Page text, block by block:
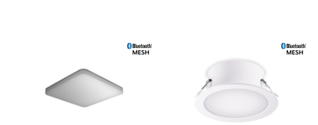
Reichweite Tangential
6 x 6 m (36 m²)
Reichweite Radial